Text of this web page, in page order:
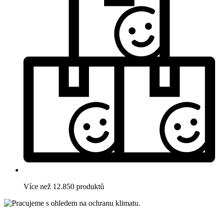
Více než 12.850 produktů